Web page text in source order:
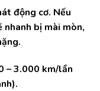
động cơ. Nếu
bị mài mòn,
– 3.000 km/lần